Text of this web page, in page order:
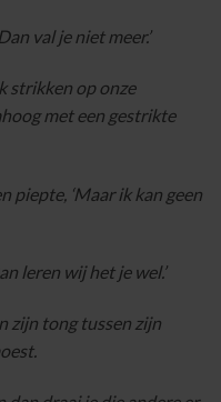
val je niet meer.’
strikken op onze
met een gestrikte
piepte, ‘Maar ik kan geen
leren wij het je wel.’
zijn tong tussen zijn